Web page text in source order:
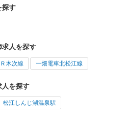
探す
求人を探す
Ｒ木次線 一畑電車北松江線
人を探す
松江しんじ湖温泉駅